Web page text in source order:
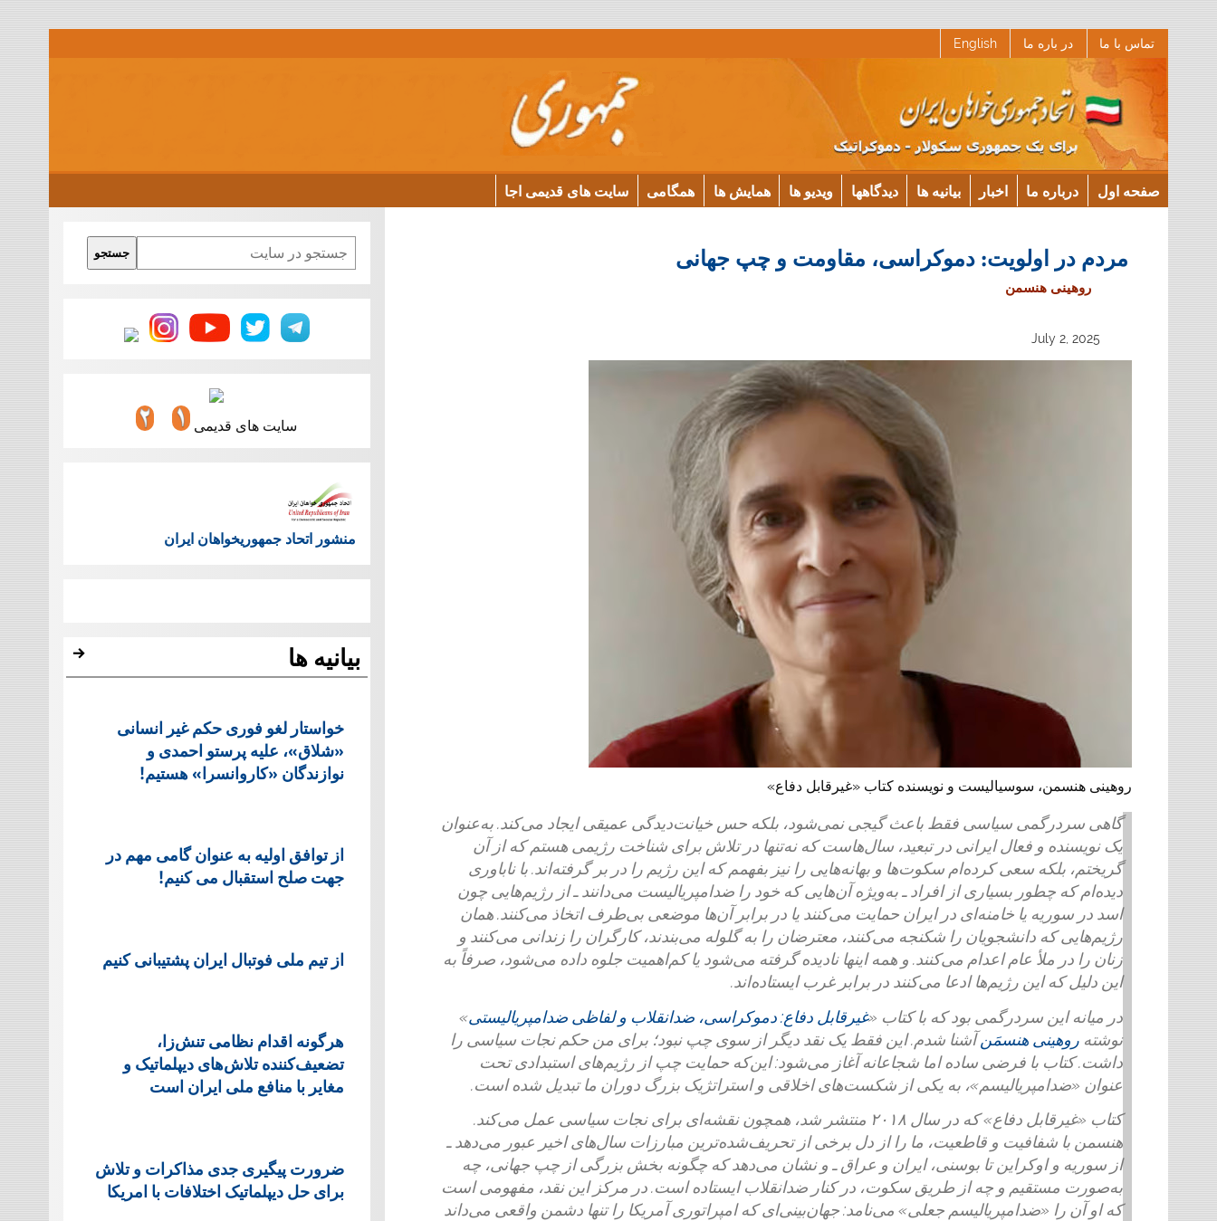
تماس با ما در باره ما English
صفحه اول درباره ما اخبار بیانیه ها دیدگاهها ویدیو ها همایش ها همگامی سایت های قدیمی اجا
مردم در اولویت: دموکراسی، مقاومت و چپ جهانی
روهینی هنسمن
July 2, 2025
روهینی هنسمن، سوسیالیست و نویسنده کتاب «غیرقابل دفاع»
گاهی سردرگمی سیاسی فقط باعث گیجی نمی‌شود، بلکه حس خیانت‌دیدگی عمیقی ایجاد می‌کند. به‌عنوان
یک نویسنده و فعال ایرانی در تبعید، سال‌هاست که نه‌تنها در تلاش برای شناخت رژیمی هستم که از آن
گریختم، بلکه سعی کرده‌ام سکوت‌ها و بهانه‌هایی را نیز بفهمم که این رژیم را در بر گرفته‌اند. با ناباوری
دیده‌ام که چطور بسیاری از افراد ـ به‌ویژه آن‌هایی که خود را ضد‌امپریالیست می‌دانند ـ‌ از رژیم‌هایی چون
اسد در سوریه یا خامنه‌ای در ایران حمایت می‌کنند یا در برابر آن‌ها موضعی بی‌طرف اتخاذ می‌کنند. همان
رژیم‌هایی که دانشجویان را شکنجه می‌کنند، معترضان را به گلوله می‌بندند، کارگران را زندانی می‌کنند و
زنان را در ملأ عام اعدام می‌کنند. و همه اینها نادیده گرفته می‌شود یا کم‌اهمیت جلوه داده می‌شود، صرفاً به
این دلیل که این رژیم‌ها ادعا می‌کنند در برابر غرب ایستاده‌اند.
در میانه این سردرگمی بود که با کتاب «غیرقابل دفاع: دموکراسی، ضدانقلاب و لفاظی ضد‌امپریالیستی»
نوشته روهینی هنسمَنآشنا شدم. این فقط یک نقد دیگر از سوی چپ نبود؛ برای من حکم نجات سیاسی را
داشت. کتاب با فرضی ساده اما شجاعانه آغاز می‌شود: این‌که حمایت چپ از رژیم‌های استبدادی تحت
عنوان «ضد‌امپریالیسم»، به یکی از شکست‌های اخلاقی و استراتژیک بزرگ دوران ما تبدیل شده است.
کتاب «غیرقابل دفاع» که در سال ۲۰۱۸ منتشر شد، همچون نقشه‌ای برای نجات سیاسی عمل می‌کند.
هنسمن با شفافیت و قاطعیت، ما را از دل برخی از تحریف‌شده‌ترین مبارزات سال‌های اخیر عبور می‌دهد ـ
از سوریه و اوکراین تا بوسنی، ایران و عراق ـ و نشان می‌دهد که چگونه بخش بزرگی از چپ جهانی، چه
به‌صورت مستقیم و چه از طریق سکوت، در کنار ضدانقلاب ایستاده است. در مرکز این نقد، مفهومی است
که او آن را «ضد‌امپریالیسم جعلی» می‌نامد: جهان‌بینی‌ای که امپراتوری آمریکا را تنها دشمن واقعی می‌داند
Search
جستجو
سایت های قدیمی
منشور اتحاد جمهوریخواهان ایران
بیانیه ها
خواستار لغو فوری حکم غیر انسانی
«شلاق»، علیه پرستو احمدی و
نوازندگان «کاروانسرا» هستیم!
از توافق اولیه به عنوان گامی مهم در
جهت صلح استقبال می کنیم!
از تیم ملی فوتبال ایران پشتیبانی کنیم
هرگونه اقدام نظامی تنش‌زا،
تضعیف‌کننده تلاش‌های دیپلماتیک و
مغایر با منافع ملی ایران است
ضرورت پیگیری جدی مذاکرات و تلاش
برای حل دیپلماتیک اختلافات با امریکا